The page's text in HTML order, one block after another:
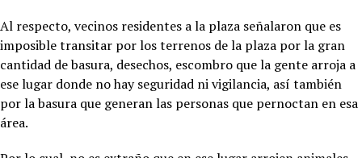
Al respecto, vecinos residentes a la plaza señalaron que es
imposible transitar por los terrenos de la plaza por la gran
cantidad de basura, desechos, escombro que la gente arroja a
ese lugar donde no hay seguridad ni vigilancia, así también
por la basura que generan las personas que pernoctan en esa
área.